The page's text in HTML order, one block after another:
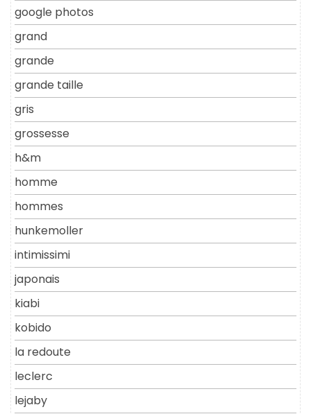
google photos
grand
grande
grande taille
gris
grossesse
h&m
homme
hommes
hunkemoller
intimissimi
japonais
kiabi
kobido
la redoute
leclerc
lejaby